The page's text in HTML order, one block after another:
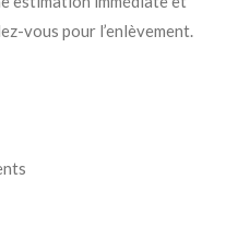
vous pour l’enlèvement.